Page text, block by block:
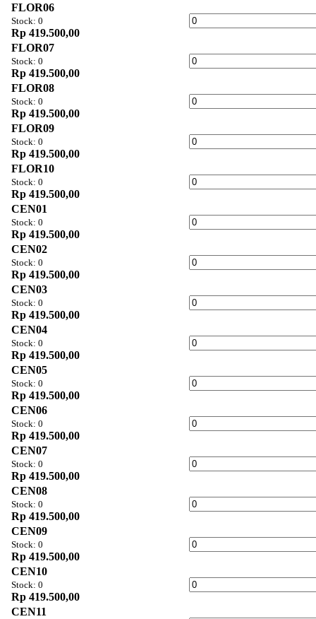
FLOR06
Stock: 0
Rp 419.500,00
FLOR07
Stock: 0
Rp 419.500,00
FLOR08
Stock: 0
Rp 419.500,00
FLOR09
Stock: 0
Rp 419.500,00
FLOR10
Stock: 0
Rp 419.500,00
CEN01
Stock: 0
Rp 419.500,00
CEN02
Stock: 0
Rp 419.500,00
CEN03
Stock: 0
Rp 419.500,00
CEN04
Stock: 0
Rp 419.500,00
CEN05
Stock: 0
Rp 419.500,00
CEN06
Stock: 0
Rp 419.500,00
CEN07
Stock: 0
Rp 419.500,00
CEN08
Stock: 0
Rp 419.500,00
CEN09
Stock: 0
Rp 419.500,00
CEN10
Stock: 0
Rp 419.500,00
CEN11